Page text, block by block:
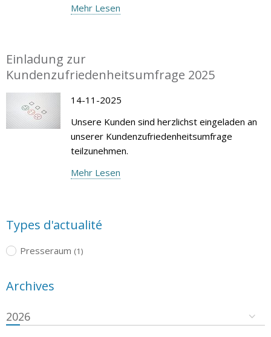
Mehr Lesen
Einladung zur
Kundenzufriedenheitsumfrage 2025
14-11-2025
Unsere Kunden sind herzlichst eingeladen an
unserer Kundenzufriedenheitsumfrage
teilzunehmen.
Mehr Lesen
Types d'actualité
Presseraum (1)
Archives
2026